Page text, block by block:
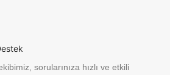
sorularınıza hızlı ve etkili